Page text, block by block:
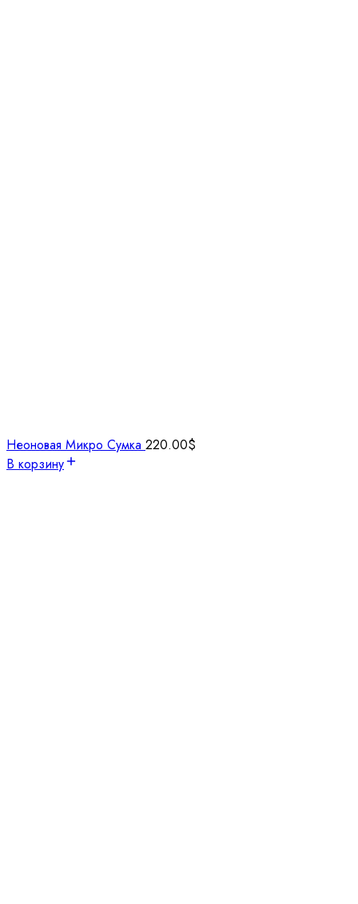
Неоновая Микро Сумка 220.00$
В корзину